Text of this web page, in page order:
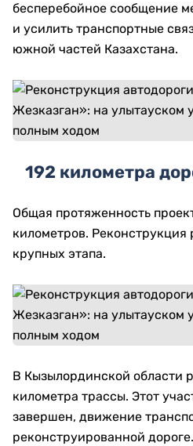
бесперебойное сообщение
и усилить транспортные
южной частей Казахстана.
192 километра
Общая протяженность
километров. Реконструкция
крупных этапа.
В Кызылординской области
километра трассы. Этот
завершен, движение
реконструированной дороге.